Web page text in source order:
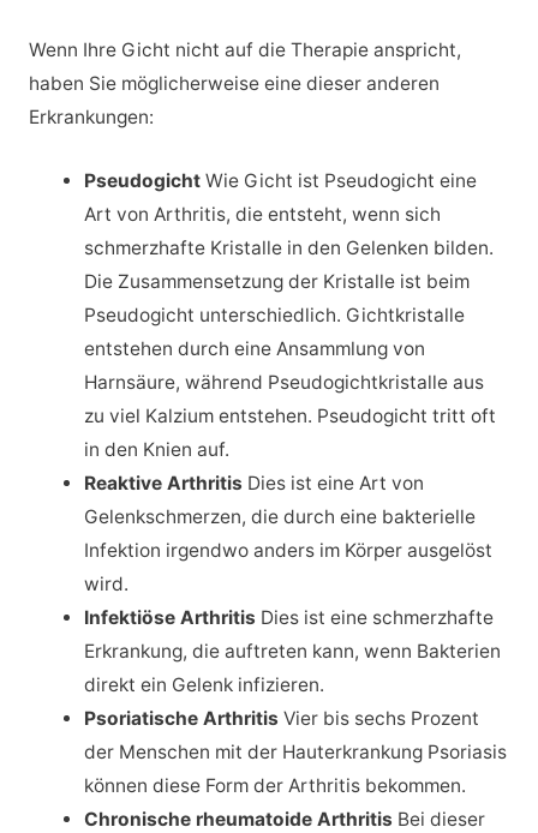
Wenn Ihre Gicht nicht auf die Therapie anspricht,
haben Sie möglicherweise eine dieser anderen
Erkrankungen:
Pseudogicht Wie Gicht ist Pseudogicht eine
Art von Arthritis, die entsteht, wenn sich
schmerzhafte Kristalle in den Gelenken bilden.
Die Zusammensetzung der Kristalle ist beim
Pseudogicht unterschiedlich. Gichtkristalle
entstehen durch eine Ansammlung von
Harnsäure, während Pseudogichtkristalle aus
zu viel Kalzium entstehen. Pseudogicht tritt oft
in den Knien auf.
Reaktive Arthritis Dies ist eine Art von
Gelenkschmerzen, die durch eine bakterielle
Infektion irgendwo anders im Körper ausgelöst
wird.
Infektiöse Arthritis Dies ist eine schmerzhafte
Erkrankung, die auftreten kann, wenn Bakterien
direkt ein Gelenk infizieren.
Psoriatische Arthritis Vier bis sechs Prozent
der Menschen mit der Hauterkrankung Psoriasis
können diese Form der Arthritis bekommen.
Chronische rheumatoide Arthritis Bei dieser